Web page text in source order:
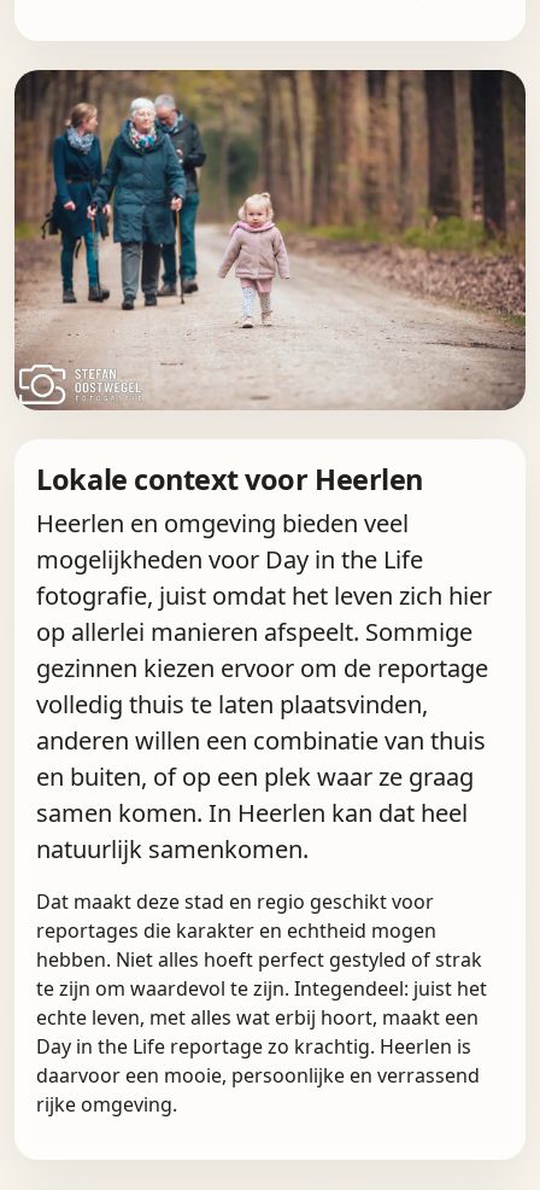
Lokale context voor Heerlen
Heerlen en omgeving bieden veel
mogelijkheden voor Day in the Life
fotografie, juist omdat het leven zich hier
op allerlei manieren afspeelt. Sommige
gezinnen kiezen ervoor om de reportage
volledig thuis te laten plaatsvinden,
anderen willen een combinatie van thuis
en buiten, of op een plek waar ze graag
samen komen. In Heerlen kan dat heel
natuurlijk samenkomen.
Dat maakt deze stad en regio geschikt voor
reportages die karakter en echtheid mogen
hebben. Niet alles hoeft perfect gestyled of strak
te zijn om waardevol te zijn. Integendeel: juist het
echte leven, met alles wat erbij hoort, maakt een
Day in the Life reportage zo krachtig. Heerlen is
daarvoor een mooie, persoonlijke en verrassend
rijke omgeving.